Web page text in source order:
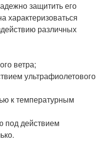
защитить его
характеризоваться
различных
ветра;
ультрафиолетового
к температурным
под действием